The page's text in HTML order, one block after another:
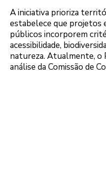
A iniciativa prioriza
estabelece que projetos
públicos incorporem
acessibilidade,
natureza. Atualmente, o
análise da Comissão de